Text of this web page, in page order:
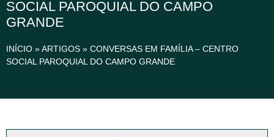
SOCIAL PAROQUIAL DO CAMPO
GRANDE
INÍCIO »ARTIGOS » CONVERSAS EM FAMÍLIA – CENTRO
SOCIAL PAROQUIAL DO CAMPO GRANDE